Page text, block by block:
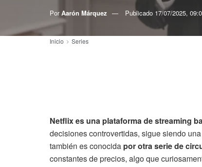
Por Aarón Márquez Publicado 17/07/2025,
Inicio Series
Netflix es una plataforma de streaming
decisiones controvertidas, sigue siendo
también es conocida por otra serie de
constantes de precios, algo que